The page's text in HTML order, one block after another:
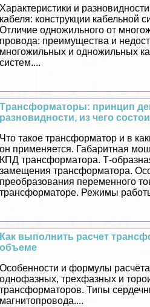
Хаpaктеристики и разновидности
кабеля: конструкции кабельной
Отличие одножильного от
провода: преимущества и
многожильных и одножильных
систем....
Tрaнcформаторы: принцип
разновидности, из чего
Что такое трaнcформатор и в
он применяется. Габаритная
КПД трaнcформатора. Т-
замещения трaнcформатора.
преобразования переменного
трaнcформаторе. Режимы
Как выполнить расчет
объеме
Особенности и формулы расчёта
однофазных, трехфазных и
трaнcформаторов. Типы
магнитопровода....